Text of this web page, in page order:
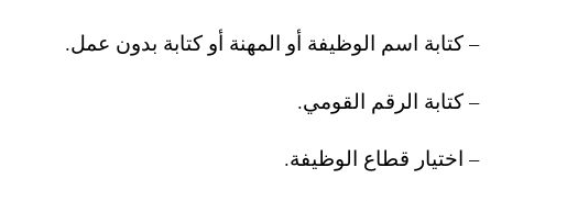
– كتابة اسم الوظيفة أو المهنة أو كتابة بدون عمل.
– كتابة الرقم القومي.
– اختيار قطاع الوظيفة.